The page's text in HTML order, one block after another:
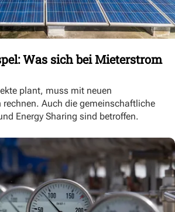
Was sich bei Mieterstrom
plant, muss mit neuen
rechnen. Auch die gemeinschaftliche
Energy Sharing sind betroffen.